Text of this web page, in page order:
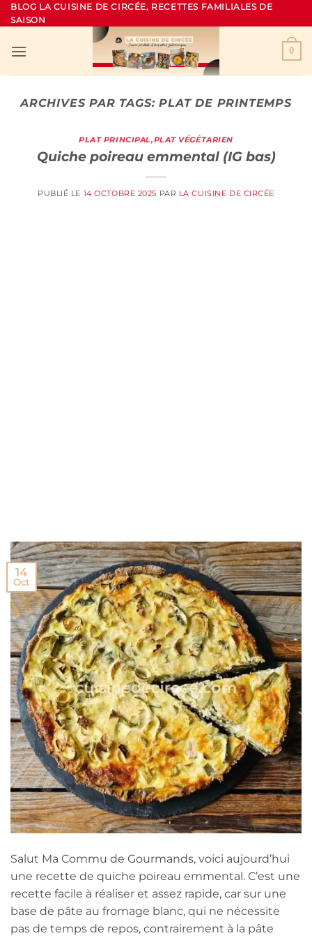
Passer
au
BLOG LA CUISINE DE CIRCÉE, RECETTES FAMILIALES DE
SAISON
0
ARCHIVES PAR TAGS:PLAT DE PRINTEMPS
PLAT PRINCIPAL,PLAT VÉGÉTARIEN
Quiche poireau emmental (IG bas)
PUBLIÉ LE 14 OCTOBRE 2025 PAR LA CUISINE DE CIRCÉE
14
Oct
Salut Ma Commu de Gourmands, voici aujourd’hui
une recette de quiche poireau emmental. C’est une
recette facile à réaliser et assez rapide, car sur une
base de pâte au fromage blanc, qui ne nécessite
pas de temps de repos, contrairement à la pâte